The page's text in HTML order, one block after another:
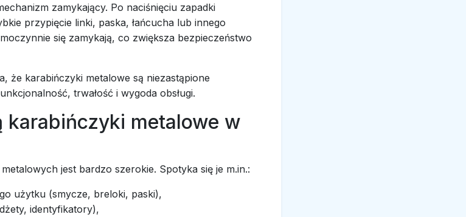
zamykający. Po naciśnięciu zapadki
przypięcie linki, paska, łańcucha lub innego
się zamykają, co zwiększa bezpieczeństwo
że karabińczyki metalowe są niezastąpione
trwałość i wygoda obsługi.
karabińczyki metalowe w
jest bardzo szerokie. Spotyka się je m.in.:
użytku (smycze, breloki, paski),
identyfikatory),